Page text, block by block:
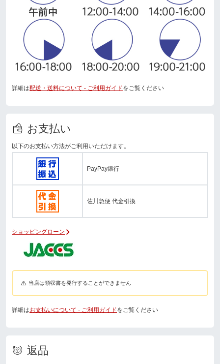
詳細は配送・送料について - ご利用ガイドをご覧ください
お支払い
以下のお支払い方法がご利用いただけます。
PayPay銀行
佐川急便 代金引換
ショッピングローン
当店は領収書を発行することができません
詳細はお支払いについて - ご利用ガイドをご覧ください
返品